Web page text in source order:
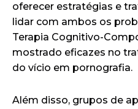
oferecer estratégias e
lidar com ambos os
Terapia Cognitivo-
mostrado eficazes no
do vício em pornografia.
Além disso, grupos de